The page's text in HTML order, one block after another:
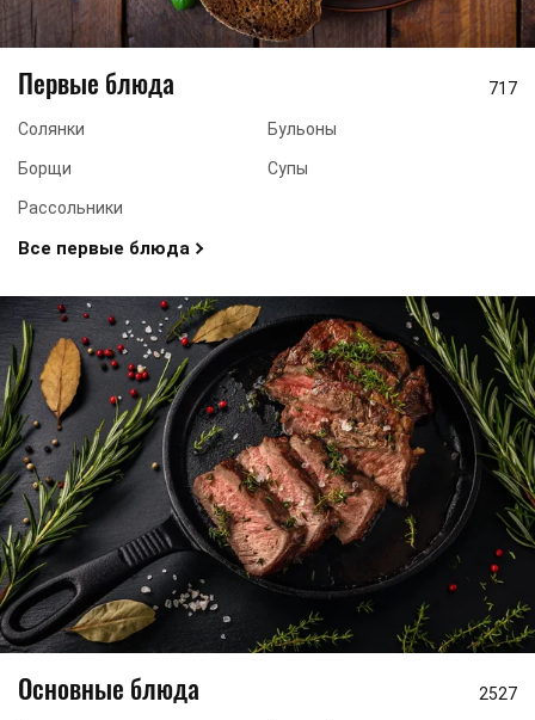
Первые блюда 717
Солянки Бульоны
Борщи Супы
Рассольники
Все первые блюда
Основные блюда 2527